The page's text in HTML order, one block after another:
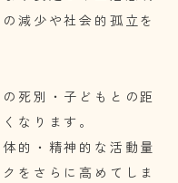
減少や社会的孤立を
死別・子どもとの距
なります。
的・精神的な活動量
をさらに高めてしま